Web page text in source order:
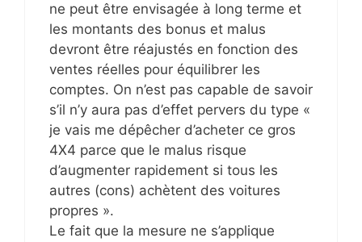
ne peut être envisagée à long terme et
les montants des bonus et malus
devront être réajustés en fonction des
ventes réelles pour équilibrer les
comptes. On n’est pas capable de savoir
s’il n’y aura pas d’effet pervers du type «
je vais me dépêcher d’acheter ce gros
4X4 parce que le malus risque
d’augmenter rapidement si tous les
autres (cons) achètent des voitures
propres ».
Le fait que la mesure ne s’applique